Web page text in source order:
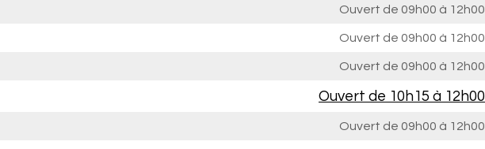
Ouvert de 09h00 à 12h00
Ouvert de 09h00 à 12h00
Ouvert de 09h00 à 12h00
Ouvert de 10h15 à 12h00
Ouvert de 09h00 à 12h00